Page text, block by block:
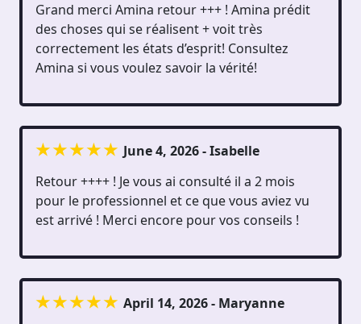
Grand merci Amina retour +++ ! Amina prédit
des choses qui se réalisent + voit très
correctement les états d’esprit! Consultez
Amina si vous voulez savoir la vérité!
June 4, 2026 - Isabelle
Retour ++++ ! Je vous ai consulté il a 2 mois
pour le professionnel et ce que vous aviez vu
est arrivé ! Merci encore pour vos conseils !
April 14, 2026 - Maryanne